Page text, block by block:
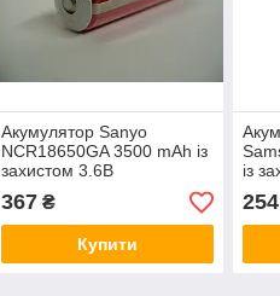
Акумулятор Sanyo
NCR18650GA 3500 mAh із
захистом 3.6В
367₴
Купити
із
254